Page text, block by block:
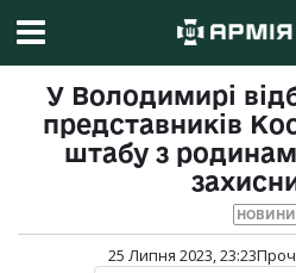
У Володимирі
представників
штабу з
НОВИНИ
25 Липня 2023, 23:23